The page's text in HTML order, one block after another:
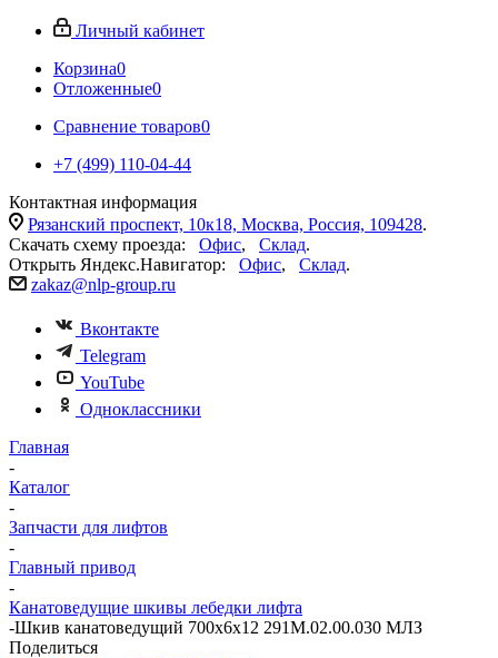
Личный кабинет
Корзина0
Отложенные0
Сравнение товаров0
+7 (499) 110-04-44
Контактная информация
Рязанский проспект, 10к18, Москва, Россия, 109428.
Скачать схему проезда: Офис, Склад.
Открыть Яндекс.Навигатор: Офис, Склад.
zakaz@nlp-group.ru
Вконтакте
Telegram
YouTube
Одноклассники
Главная
-
Каталог
-
Запчасти для лифтов
-
Главный привод
-
Канатоведущие шкивы лебедки лифта
-Шкив канатоведущий 700х6х12 291М.02.00.030 МЛЗ
Поделиться